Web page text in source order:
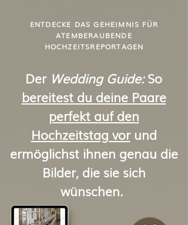
ENTDECKE DAS GEHEIMNIS FÜR
ATEMBERAUBENDE
HOCHZEITSREPORTAGEN
Der Wedding Guide:So
bereitest du deine Paare
perfekt auf den
Hochzeitstag vorund
ermöglichst ihnen genau die
Bilder, die sie sich
wünschen.